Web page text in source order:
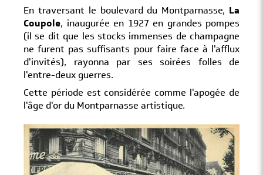
En traversant le boulevard du Montparnasse, La
Coupole, inaugurée en 1927 en grandes pompes
(il se dit que les stocks immenses de champagne
ne furent pas suffisants pour faire face à l'afflux
d'invités), rayonna par ses soirées folles de
l'entre-deux guerres.
Cette période est considérée comme l'apogée de
l'âge d'or du Montparnasse artistique.